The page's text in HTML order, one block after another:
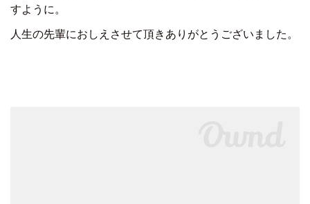
すように。
人生の先輩におしえさせて頂きありがとうございました。